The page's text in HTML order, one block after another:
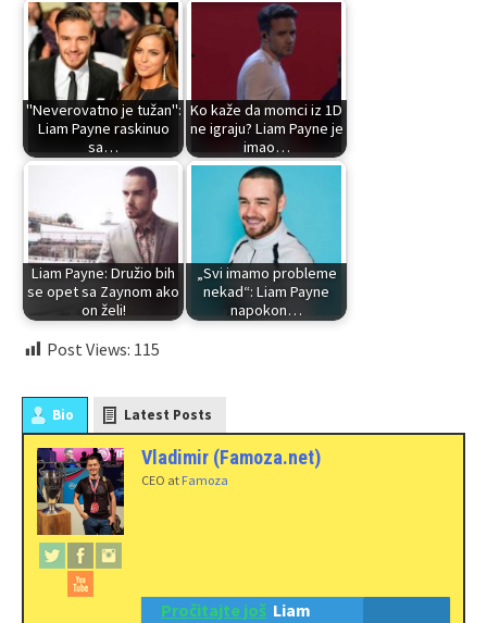
"Neverovatno je tužan":
Liam Payne raskinuo
sa…
Ko kaže da momci iz 1D
ne igraju? Liam Payne je
imao…
Liam Payne: Družio bih
se opet sa Zaynom ako
on želi!
„Svi imamo probleme
nekad“: Liam Payne
napokon…
Post Views: 115
Bio Latest Posts
Vladimir (Famoza.net)
CEO at Famoza
Pročitajte još Liam